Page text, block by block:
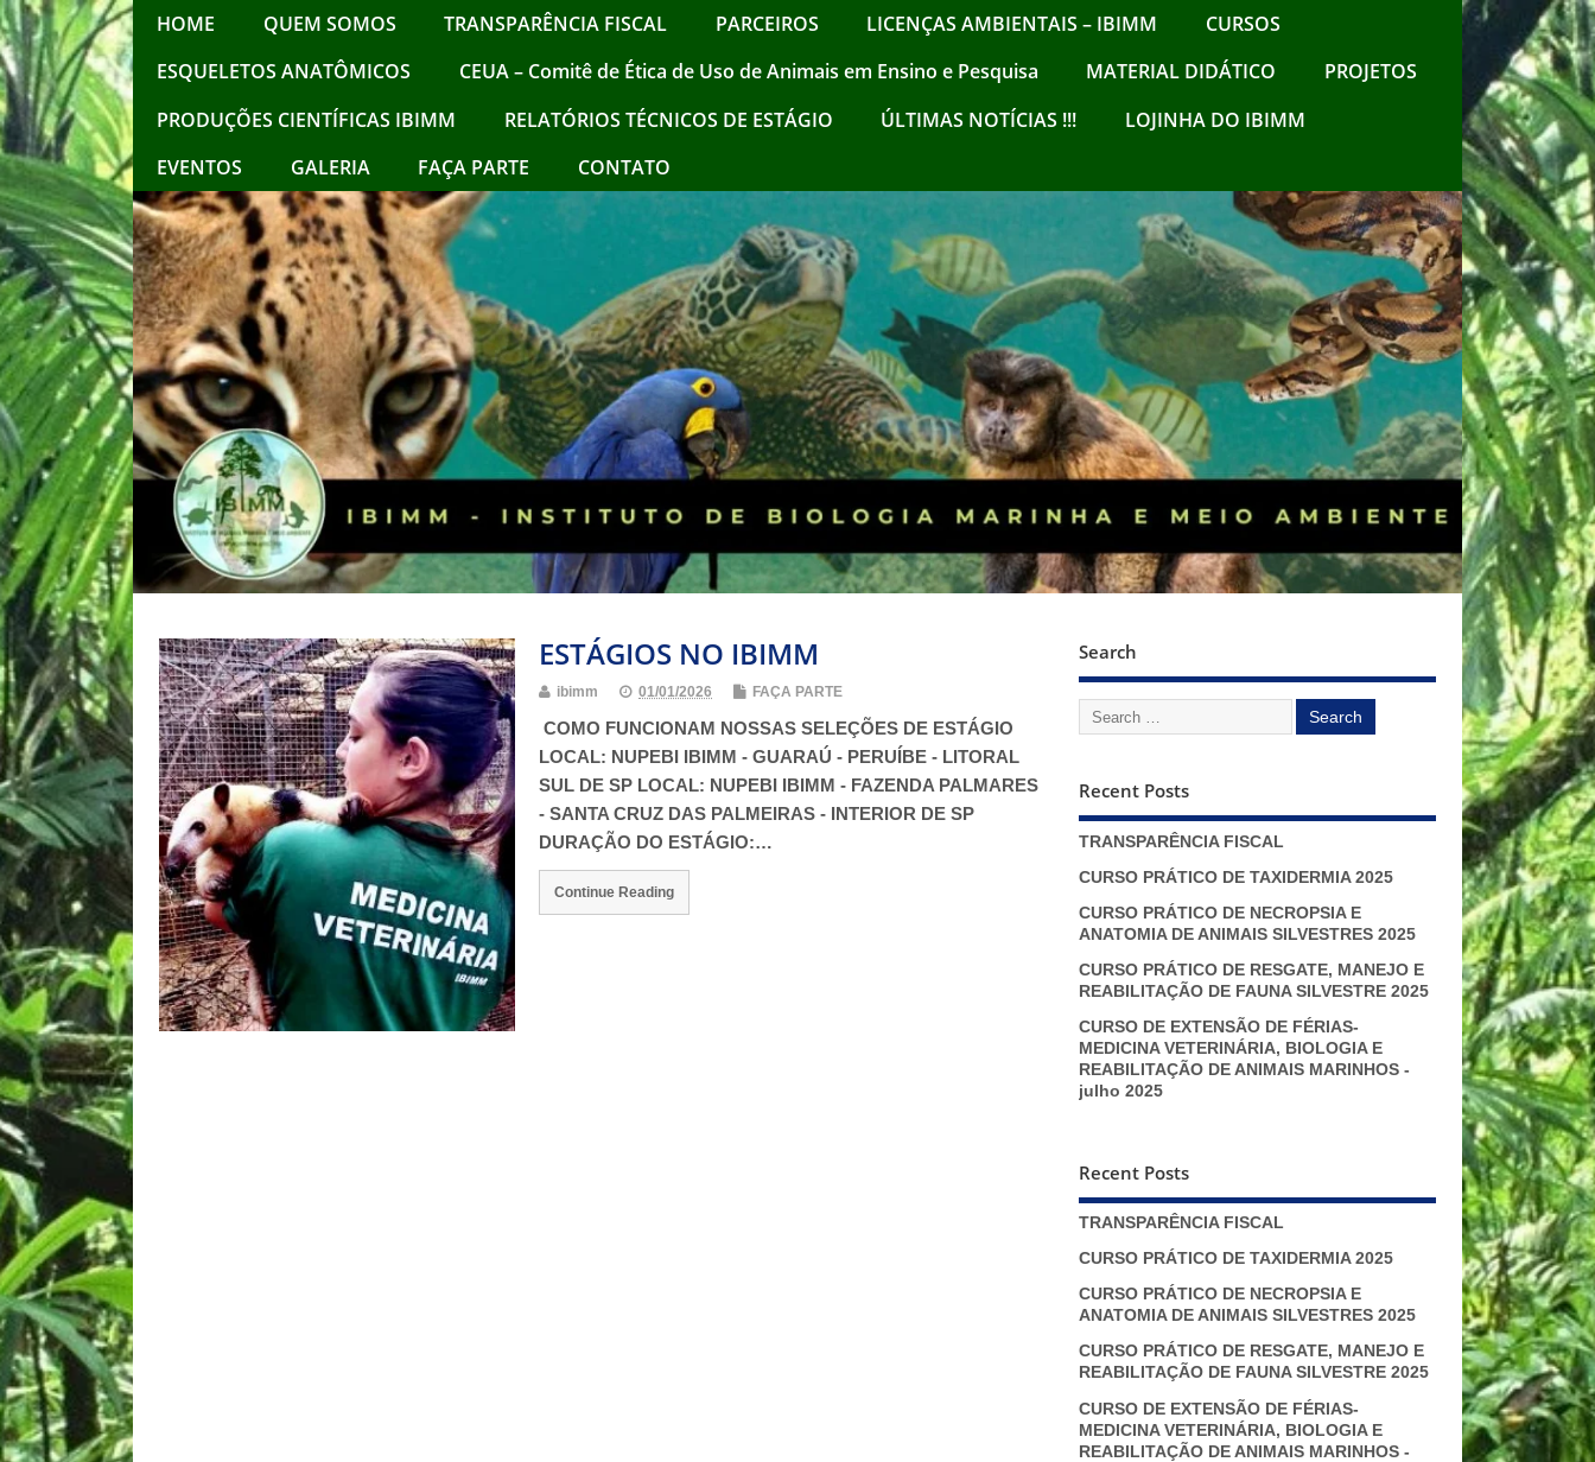
HOME QUEM SOMOS TRANSPARÊNCIA FISCAL PARCEIROS LICENÇAS AMBIENTAIS – IBIMM
CURSOS
ESQUELETOS ANATÔMICOS
CEUA – Comitê de Ética de Uso de Animais em Ensino e Pesquisa MATERIAL DIDÁTICO
PROJETOS
PRODUÇÕES CIENTÍFICAS IBIMM
RELATÓRIOS TÉCNICOS DE ESTÁGIO ÚLTIMAS NOTÍCIAS !!!
LOJINHA DO IBIMM
EVENTOS
GALERIA FAÇA PARTE CONTATO
ESTÁGIOS NO IBIMM
ibimm 01/01/2026 FAÇA PARTE
COMO FUNCIONAM NOSSAS SELEÇÕES DE ESTÁGIO
LOCAL: NUPEBI IBIMM - GUARAÚ - PERUÍBE - LITORAL
SUL DE SP LOCAL: NUPEBI IBIMM - FAZENDA PALMARES
- SANTA CRUZ DAS PALMEIRAS - INTERIOR DE SP
DURAÇÃO DO ESTÁGIO:…
Continue Reading
Search
Recent Posts
TRANSPARÊNCIA FISCAL
CURSO PRÁTICO DE TAXIDERMIA 2025
CURSO PRÁTICO DE NECROPSIA E
ANATOMIA DE ANIMAIS SILVESTRES 2025
CURSO PRÁTICO DE RESGATE, MANEJO E
REABILITAÇÃO DE FAUNA SILVESTRE 2025
CURSO DE EXTENSÃO DE FÉRIAS-
MEDICINA VETERINÁRIA, BIOLOGIA E
REABILITAÇÃO DE ANIMAIS MARINHOS -
julho 2025
Recent Posts
TRANSPARÊNCIA FISCAL
CURSO PRÁTICO DE TAXIDERMIA 2025
CURSO PRÁTICO DE NECROPSIA E
ANATOMIA DE ANIMAIS SILVESTRES 2025
CURSO PRÁTICO DE RESGATE, MANEJO E
REABILITAÇÃO DE FAUNA SILVESTRE 2025
CURSO DE EXTENSÃO DE FÉRIAS-
MEDICINA VETERINÁRIA, BIOLOGIA E
REABILITAÇÃO DE ANIMAIS MARINHOS -